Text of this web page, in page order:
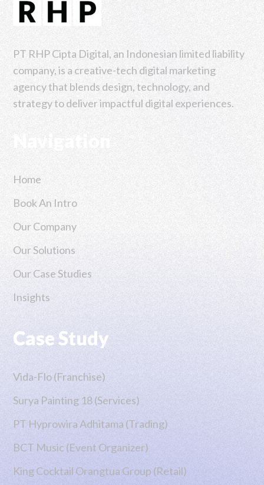
PT RHP Cipta Digital, an Indonesian limited liability
company, is a creative-tech digital marketing
agency that blends design, technology, and
strategy to deliver impactful digital experiences.
Home
Book An Intro
Our Company
Our Solutions
Our Case Studies
Insights
Case Study
Vida-Flo (Franchise)
Surya Painting 18 (Services)
PT Hyprowira Adhitama (Trading)
BCT Music (Event Organizer)
King Cocktail Orangtua Group (Retail)